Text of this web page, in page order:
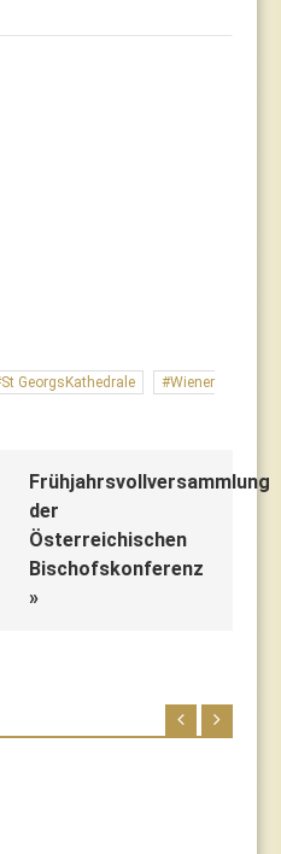
St GeorgsKathedrale
Wiener
Frühjahrsvollversammlung
der
Österreichischen
Bischofskonferenz
»